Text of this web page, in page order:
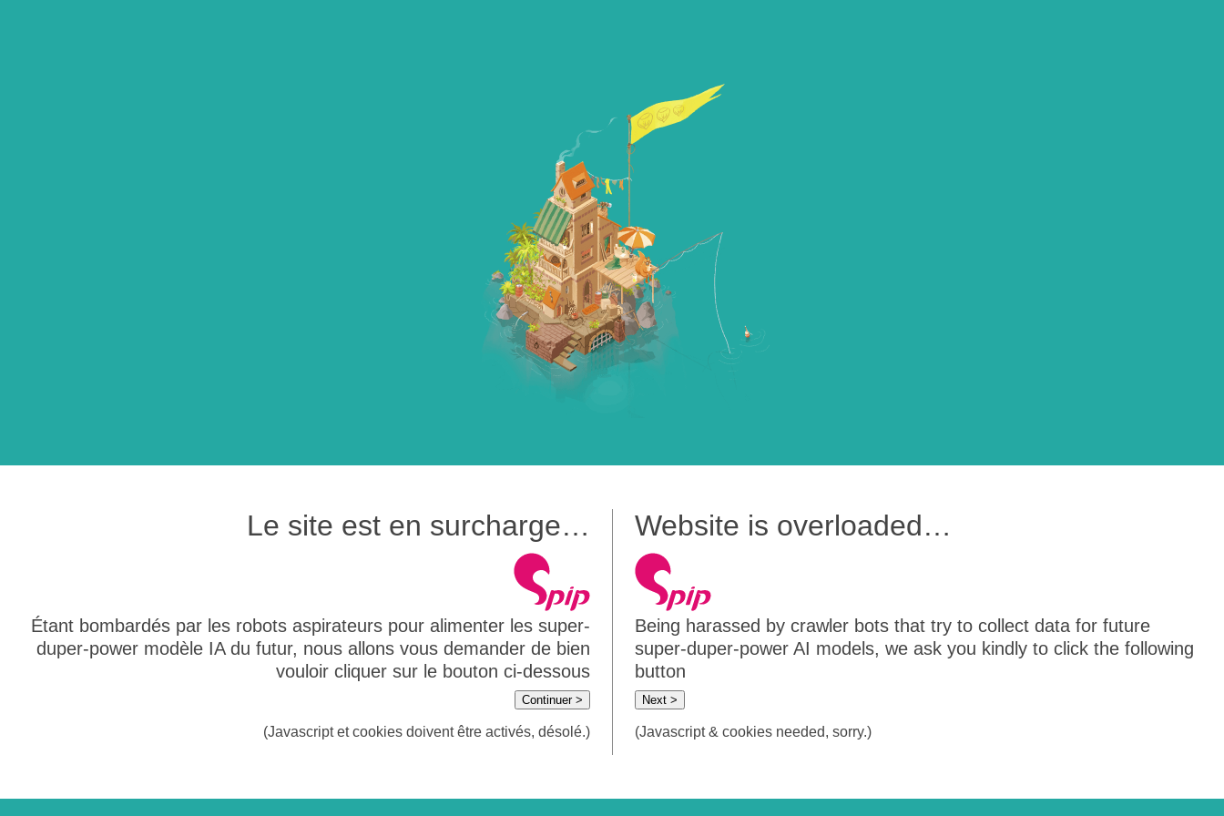
Le site est en surcharge…
Étant bombardés par les robots aspirateurs pour alimenter les super-
duper-power modèle IA du futur, nous allons vous demander de bien
vouloir cliquer sur le bouton ci-dessous
Continuer >
(Javascript et cookies doivent être activés, désolé.)
Website is overloaded…
Being harassed by crawler bots that try to collect data for future
super-duper-power AI models, we ask you kindly to click the following
button
Next >
(Javascript & cookies needed, sorry.)